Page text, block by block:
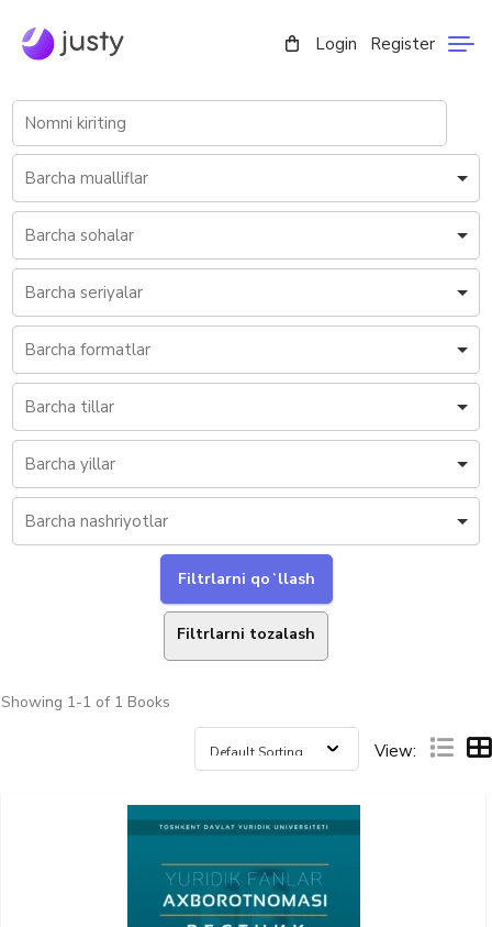
Login Register
Filtrlarni tozalash
Showing 1-1 of 1 Books
View: